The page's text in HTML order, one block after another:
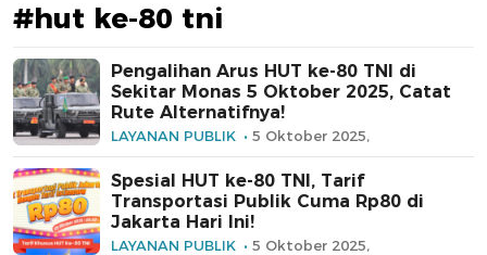
#hut ke-80 tni
Pengalihan Arus HUT ke-80 TNI di
Sekitar Monas 5 Oktober 2025, Catat
Rute Alternatifnya!
LAYANAN PUBLIK 5 Oktober 2025,
Spesial HUT ke-80 TNI, Tarif
Transportasi Publik Cuma Rp80 di
Jakarta Hari Ini!
LAYANAN PUBLIK 5 Oktober 2025,